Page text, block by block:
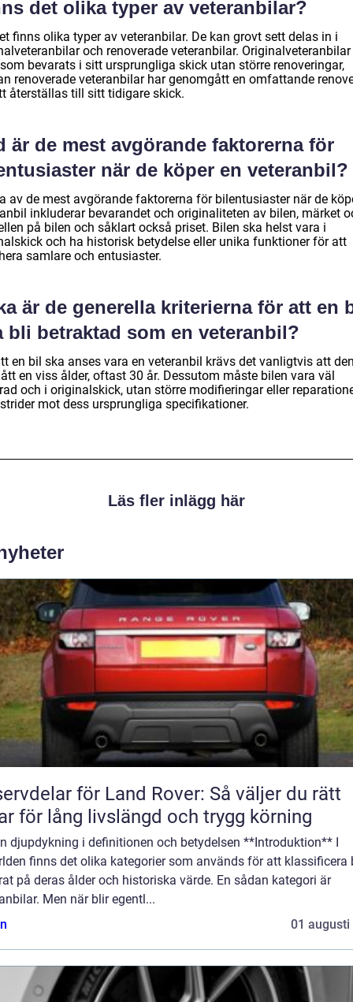
det olika typer av veteranbilar?
finns olika typer av veteranbilar. De kan grovt sett delas in i
och renoverade veteranbilar. Originalveteranbilar
bevarats i sitt ursprungliga skick utan större renoveringar,
renoverade veteranbilar har genomgått en omfattande
återställas till sitt tidigare skick.
är de mest avgörande faktorerna för
när de köper en veteranbil?
av de mest avgörande faktorerna för bilentusiaster när de
inkluderar bevarandet och originaliteten av bilen, märket
på bilen och såklart också priset. Bilen ska helst vara i
och ha historisk betydelse eller unika funktioner för att
samlare och entusiaster.
är de generella kriterierna för att en
bli betraktad som en veteranbil?
en bil ska anses vara en veteranbil krävs det vanligtvis att
en viss ålder, oftast 30 år. Dessutom måste bilen vara väl
och i originalskick, utan större modifieringar eller
mot dess ursprungliga specifikationer.
Läs fler inlägg här
för Land Rover: Så väljer du rätt
för lång livslängd och trygg körning
djupdykning i definitionen och betydelsen **Introduktion** I
finns det olika kategorier som används för att klassificera
på deras ålder och historiska värde. En sådan kategori är
Men när blir egentl...
01 augusti